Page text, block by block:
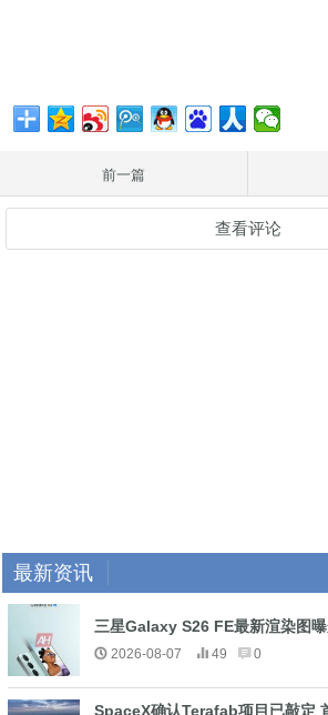
前一篇
查看评论
最新资讯
三星Galaxy S26 FE最新渲染图
2026-08-07 49 0
SpaceX确认Terafab项目已敲定